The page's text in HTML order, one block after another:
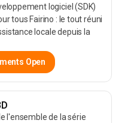
logiciel (SDK)
tous Fairino : le tout réuni
locale depuis la
Open
l'ensemble de la série